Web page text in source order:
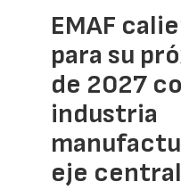
EMAF
para su
de 2027
industria
eje central